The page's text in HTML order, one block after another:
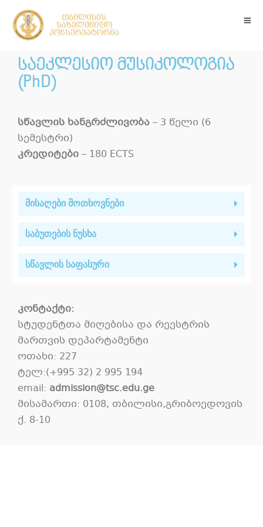
საეკლესიო მუსიკოლოგია
(PhD)
სწავლის ხანგრძლივობა – 3 წელი (6
სემესტრი)
კრედიტები – 180 ECTS
მისაღები მოთხოვნები
საბუთების ნუსხა
სწავლის საფასური
კონტაქტი:
სტუდენტთა მიღებისა და რეესტრის
მართვის დეპარტამენტი
ოთახი: 227
ტელ:(+995 32) 2 995 194
email: admission@tsc.edu.ge
მისამართი: 0108, თბილისი,გრიბოედოვის
ქ. 8-10